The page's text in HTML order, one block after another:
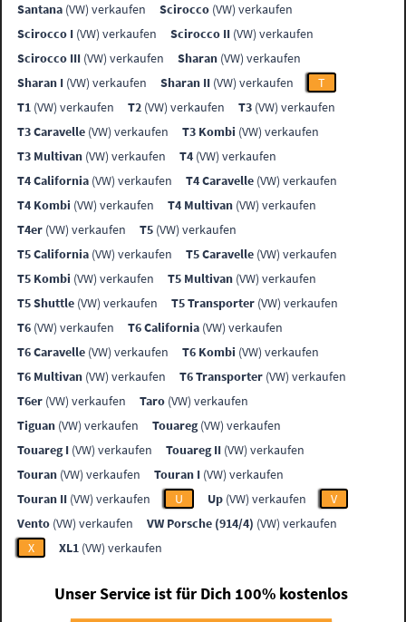
Santana (VW) verkaufen Scirocco (VW) verkaufen
Scirocco I (VW) verkaufen Scirocco II (VW) verkaufen
Scirocco III (VW) verkaufen Sharan (VW) verkaufen
Sharan I (VW) verkaufen Sharan II (VW) verkaufen
T
T1 (VW) verkaufen T2 (VW) verkaufen T3 (VW) verkaufen
T3 Caravelle (VW) verkaufen T3 Kombi (VW) verkaufen
T3 Multivan (VW) verkaufen T4 (VW) verkaufen
T4 California (VW) verkaufen T4 Caravelle (VW) verkaufen
T4 Kombi (VW) verkaufen T4 Multivan (VW) verkaufen
T4er (VW) verkaufen T5 (VW) verkaufen
T5 California (VW) verkaufen T5 Caravelle (VW) verkaufen
T5 Kombi (VW) verkaufen T5 Multivan (VW) verkaufen
T5 Shuttle (VW) verkaufen T5 Transporter (VW) verkaufen
T6 (VW) verkaufen T6 California (VW) verkaufen
T6 Caravelle (VW) verkaufen T6 Kombi (VW) verkaufen
T6 Multivan (VW) verkaufen T6 Transporter (VW) verkaufen
T6er (VW) verkaufen Taro (VW) verkaufen
Tiguan (VW) verkaufen Touareg(VW) verkaufen
Touareg I (VW) verkaufen Touareg II (VW) verkaufen
Touran (VW) verkaufen Touran I (VW) verkaufen
Touran II (VW) verkaufen U Up (VW) verkaufen
V
Vento (VW) verkaufen VW Porsche (914/4) (VW) verkaufen
X
XL1 (VW) verkaufen
Unser Service ist für Dich 100% kostenlos